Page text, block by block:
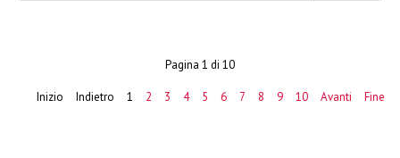
Pagina 1 di 10
Inizio Indietro 1 2 3 4 5 6 7 8 9 10 Avanti Fine